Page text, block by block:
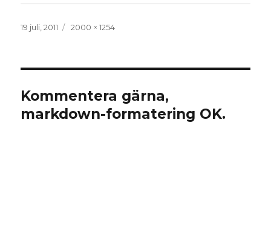
Publicerat
19 juli, 2011
Full
2000 × 1254
Kommentera gärna,
markdown-formatering OK.